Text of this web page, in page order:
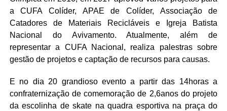
a CUFA Colíder, APAE de Colíder, Associação de
Catadores de Materiais Recicláveis e Igreja Batista
Nacional do Avivamento. Atualmente, além de
representar a CUFA Nacional, realiza palestras sobre
gestão de projetos e captação de recursos para causas.
E no dia 20 grandioso evento a partir das 14horas a
confraternização de comemoração de 2,6anos do projeto
da escolinha de skate na quadra esportiva na praça do